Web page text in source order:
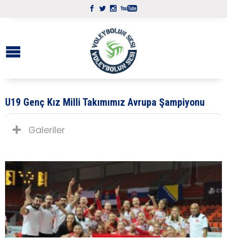
U19 Genç Kız Milli Takımımız Avrupa Şampiyonu
Galeriler